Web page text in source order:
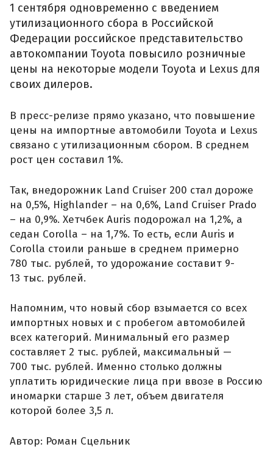
1 сентября одновременно с введением
утилизационного сбора в Российской
Федерации российское представительство
автокомпании Toyota повысило розничные
цены на некоторые модели Toyota и Lexus для
своих дилеров.
В пресс-релизе прямо указано, что повышение
цены на импортные автомобили Toyota и Lexus
связано с утилизационным сбором. В среднем
рост цен составил 1%.
Так, внедорожник Land Cruiser 200 стал дороже
на 0,5%, Highlander – на 0,6%, Land Cruiser Prado
– на 0,9%. Хетчбек Auris подорожал на 1,2%, а
седан Corolla – на 1,7%. То есть, если Auris и
Corolla стоили раньше в среднем примерно
780 тыс. рублей, то удорожание составит 9-
13 тыс. рублей.
Напомним, что новый сбор взымается со всех
импортных новых и с пробегом автомобилей
всех категорий. Минимальный его размер
составляет 2 тыс. рублей, максимальный —
700 тыс. рублей. Именно столько должны
уплатить юридические лица при ввозе в Россию
иномарки старше 3 лет, объем двигателя
которой более 3,5 л.
Автор: Роман Сцельник